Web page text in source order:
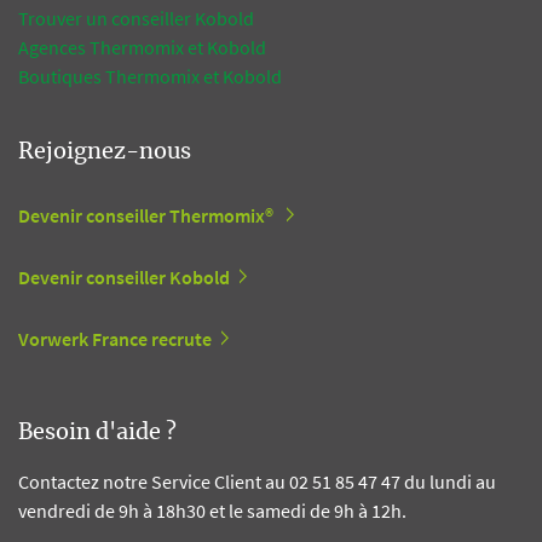
Trouver un conseiller Kobold
Agences Thermomix et Kobold
Boutiques Thermomix et Kobold
Rejoignez-nous
Devenir conseiller Thermomix®
Devenir conseiller Kobold
Vorwerk France recrute
Besoin d'aide ?
Contactez notre Service Client au 02 51 85 47 47 du lundi au
vendredi de 9h à 18h30 et le samedi de 9h à 12h.